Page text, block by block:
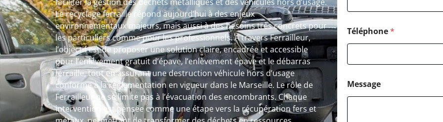
Le recyclage ferraille répond aujourd’hui à des enjeux
environnementaux majeurs, mais aussi à des besoins très concrets pour
les particuliers comme pour les professionnels. À travers Ferrailleur,
l’objectif est de proposer une solution claire, encadrée et accessible
pour l’enlèvement gratuit d’épave, l’enlèvement épave et le débarras
ferraille, tout en assurant une destruction véhicule hors d’usage
conforme à la réglementation en vigueur dans le Marseille. Le rôle de
Ferrailleur ne se limite pas à l’évacuation des encombrants. Chaque
intervention est pensée comme une étape vers la récupération fers et
Téléphone*
Message